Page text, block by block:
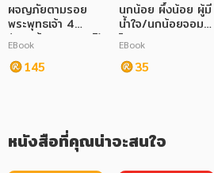
ผจญภัยตามรอย
พระพุทธเจ้า 4
(พระเจ้า 500 ชาติ)
(ฉบับการ์ตูน)
EBook
145
นกน้อย ผึ้งน้อย ผู้มี
น้ำใจ/นกน้อยจอม
โกหก
EBook
35
หนังสือที่คุณน่าจะสนใจ